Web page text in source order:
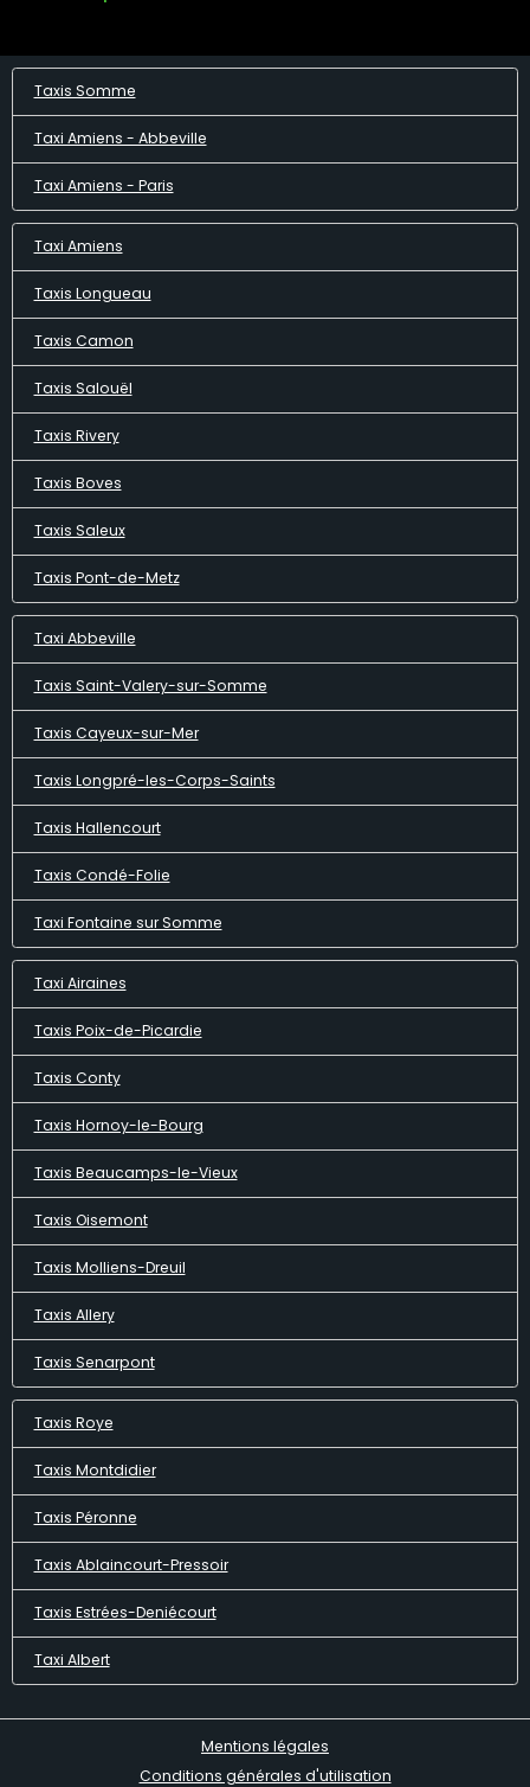
Taxis Somme
Taxi Amiens - Abbeville
Taxi Amiens - Paris
Taxi Amiens
Taxis Longueau
Taxis Camon
Taxis Salouël
Taxis Rivery
Taxis Boves
Taxis Saleux
Taxis Pont-de-Metz
Taxi Abbeville
Taxis Saint-Valery-sur-Somme
Taxis Cayeux-sur-Mer
Taxis Longpré-les-Corps-Saints
Taxis Hallencourt
Taxis Condé-Folie
Taxi Fontaine sur Somme
Taxi Airaines
Taxis Poix-de-Picardie
Taxis Conty
Taxis Hornoy-le-Bourg
Taxis Beaucamps-le-Vieux
Taxis Oisemont
Taxis Molliens-Dreuil
Taxis Allery
Taxis Senarpont
Taxis Roye
Taxis Montdidier
Taxis Péronne
Taxis Ablaincourt-Pressoir
Taxis Estrées-Deniécourt
Taxi Albert
Mentions légales
Conditions générales d'utilisation